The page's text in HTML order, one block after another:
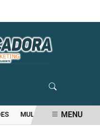
MULHER MATA OMENU